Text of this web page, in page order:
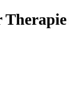
Therapie